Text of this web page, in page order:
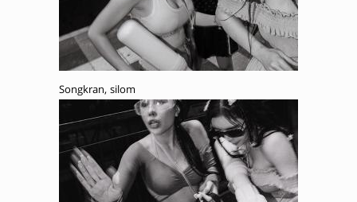
Songkran, silom